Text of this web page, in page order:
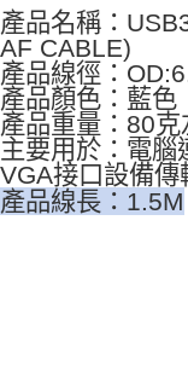
ATM付款
運送方式
全家取貨付款
每筆NT$65，滿
付款後全家取貨
產品名稱：
AF CABLE)
產品線徑：
產品顏色：藍色
產品重量：80克
主要用於：電腦
VGA接口設備傳
產品線長：1.5M